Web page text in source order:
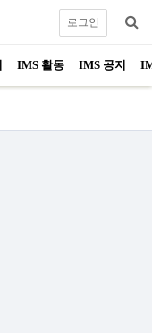
IMS 활동 IMS 공지
로그인